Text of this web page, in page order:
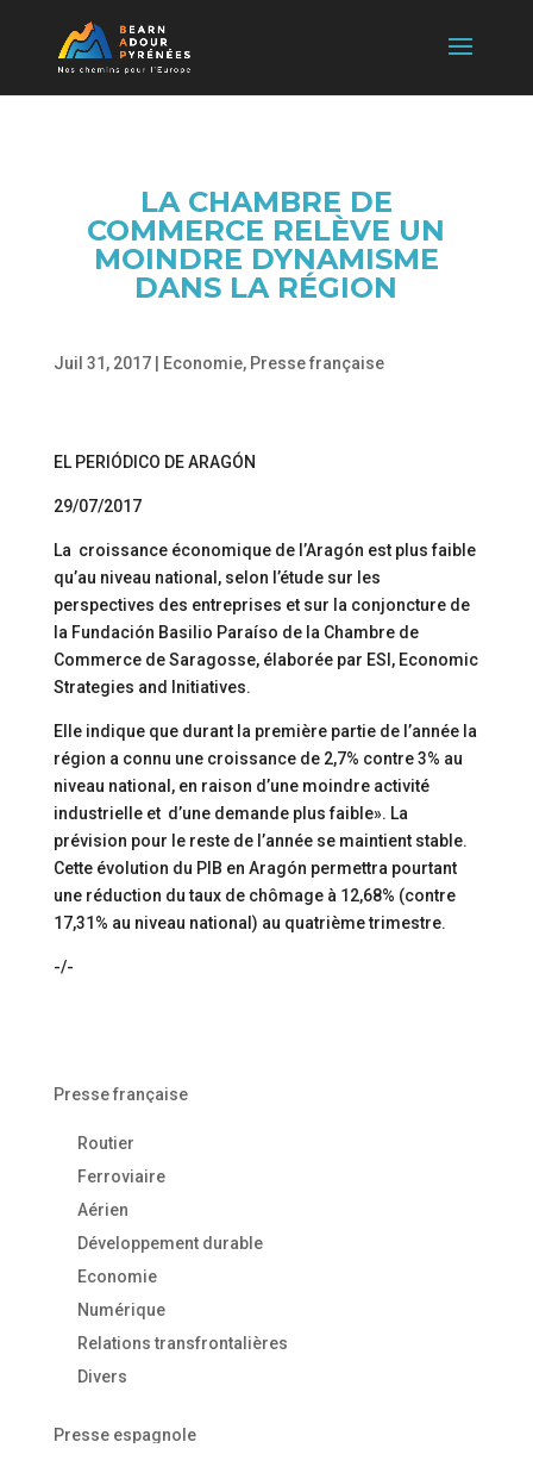
LA CHAMBRE DE
COMMERCE RELÈVE UN
MOINDRE DYNAMISME
DANS LA RÉGION
Juil 31, 2017| Economie, Presse française
EL PERIÓDICO DE ARAGÓN
29/07/2017
La croissance économique de l’Aragón est plus faible
qu’au niveau national, selon l’étude sur les
perspectives des entreprises et sur la conjoncture de
la Fundación Basilio Paraíso de la Chambre de
Commerce de Saragosse, élaborée par ESI, Economic
Strategies and Initiatives.
Elle indique que durant la première partie de l’année la
région a connu une croissance de 2,7% contre 3% au
niveau national, en raison d’une moindre activité
industrielle et d’une demande plus faible». La
prévision pour le reste de l’année se maintient stable.
Cette évolution du PIB en Aragón permettra pourtant
une réduction du taux de chômage à 12,68% (contre
17,31% au niveau national) au quatrième trimestre.
-/-
Presse française
Routier
Ferroviaire
Aérien
Développement durable
Economie
Numérique
Relations transfrontalières
Divers
Presse espagnole